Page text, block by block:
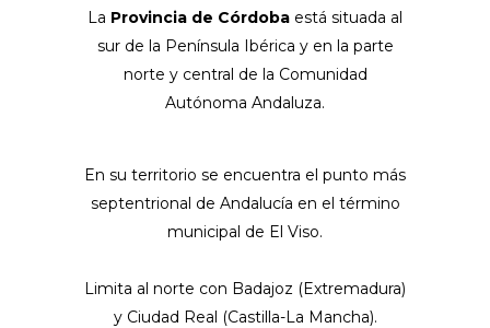
La Provincia de Córdoba está situada al
sur de la Península Ibérica y en la parte
norte y central de la Comunidad
Autónoma Andaluza.
En su territorio se encuentra el punto más
septentrional de Andalucía en el término
municipal de El Viso.
Limita al norte con Badajoz (Extremadura)
y Ciudad Real (Castilla-La Mancha).